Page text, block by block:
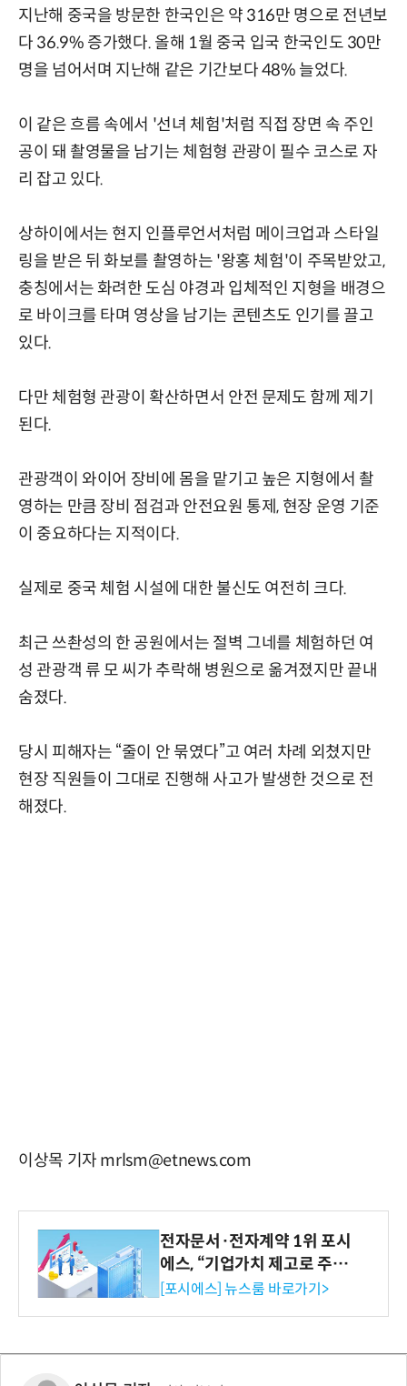
지난해 중국을 방문한 한국인은 약 316만 명으로 전년보
다 36.9% 증가했다. 올해 1월 중국 입국 한국인도 30만
명을 넘어서며 지난해 같은 기간보다 48% 늘었다.
이 같은 흐름 속에서 '선녀 체험'처럼 직접 장면 속 주인
공이 돼 촬영물을 남기는 체험형 관광이 필수 코스로 자
리 잡고 있다.
상하이에서는 현지 인플루언서처럼 메이크업과 스타일
링을 받은 뒤 화보를 촬영하는 '왕홍 체험'이 주목받았고,
충칭에서는 화려한 도심 야경과 입체적인 지형을 배경으
로 바이크를 타며 영상을 남기는 콘텐츠도 인기를 끌고
있다.
다만 체험형 관광이 확산하면서 안전 문제도 함께 제기
된다.
관광객이 와이어 장비에 몸을 맡기고 높은 지형에서 촬
영하는 만큼 장비 점검과 안전요원 통제, 현장 운영 기준
이 중요하다는 지적이다.
실제로 중국 체험 시설에 대한 불신도 여전히 크다.
최근 쓰촨성의 한 공원에서는 절벽 그네를 체험하던 여
성 관광객 류 모 씨가 추락해 병원으로 옮겨졌지만 끝내
숨졌다.
당시 피해자는 “줄이 안 묶였다”고 여러 차례 외쳤지만
현장 직원들이 그대로 진행해 사고가 발생한 것으로 전
해졌다.
이상목 기자 mrlsm@etnews.com
전자문서·전자계약 1위 포시
에스, “기업가치 제고로 주주
환원 강화” 계획 공시
[포시에스] 뉴스룸 바로가기>